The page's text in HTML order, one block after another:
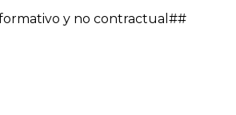
y no contractual##